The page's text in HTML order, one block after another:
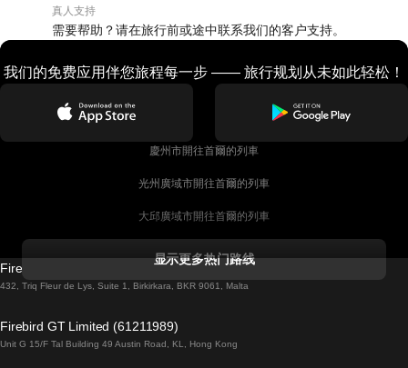
真人支持
需要帮助？请在旅行前或途中联系我们的客户支持。
我们的免费应用伴您旅程每一步 —— 旅行规划从未如此轻松！
慶州市開往首爾的列車
光州廣域市開往首爾的列車
大邱廣域市開往首爾的列車
都柏林開往戈尔韦的列車
羅馬開往拿坡里的列車
显示更多热门路线
Firebird GT Limited (OC 1451)
432, Triq Fleur de Lys, Suite 1, Birkirkara, BKR 9061, Malta
Firebird GT Limited (61211989)
Unit G 15/F Tal Building 49 Austin Road, KL, Hong Kong